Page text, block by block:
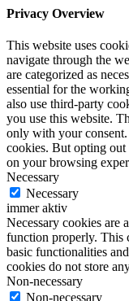
Privacy Overview
This website uses
navigate through the
are categorized as
essential for the
also use third-party
you use this website.
only with your
cookies. But opting out
on your browsing
Necessary
Necessary
immer aktiv
Necessary cookies are
function properly. This
basic functionalities
cookies do not store
Non-necessary
Non-necessary